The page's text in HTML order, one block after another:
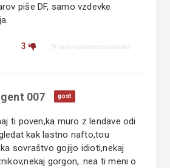
piše DF, samo vzdevke
3 Prijavi neprimerno vsebino
007 gost
ti poven,ka muro z lendave odi
kak lastno nafto,tou
sovraštvo gojijo idioti,nekaj
gorgon,..nea ti meni o